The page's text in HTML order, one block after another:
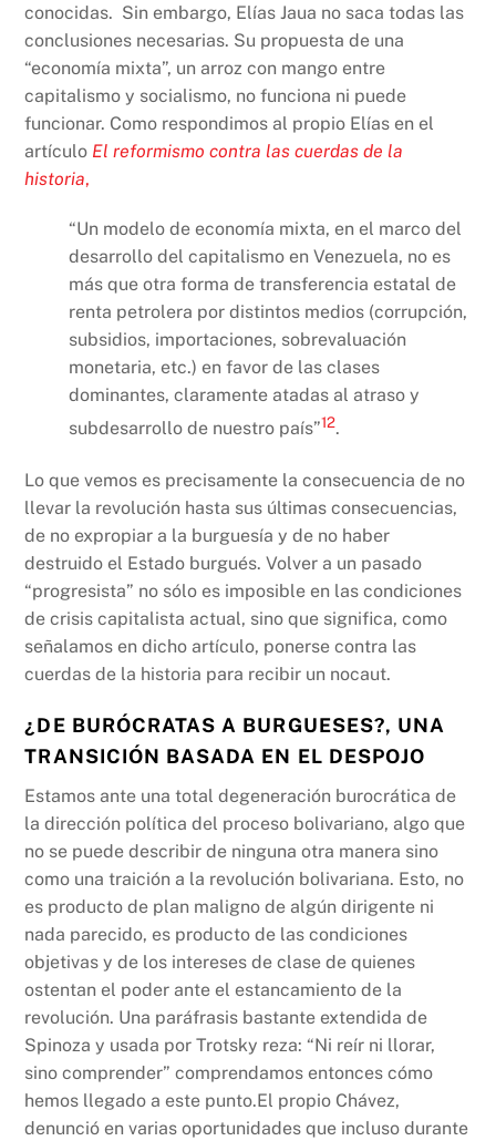
conocidas. Sin embargo, Elías Jaua no saca todas las
conclusiones necesarias. Su propuesta de una
“economía mixta”, un arroz con mango entre
capitalismo y socialismo, no funciona ni puede
funcionar. Como respondimos al propio Elías en el
artículo El reformismo contra las cuerdas de la
historia,
“Un modelo de economía mixta, en el marco del
desarrollo del capitalismo en Venezuela, no es
más que otra forma de transferencia estatal de
renta petrolera por distintos medios (corrupción,
subsidios, importaciones, sobrevaluación
monetaria, etc.) en favor de las clases
dominantes, claramente atadas al atraso y
subdesarrollo de nuestro país”12.
Lo que vemos es precisamente la consecuencia de no
llevar la revolución hasta sus últimas consecuencias,
de no expropiar a la burguesía y de no haber
destruido el Estado burgués. Volver a un pasado
“progresista” no sólo es imposible en las condiciones
de crisis capitalista actual, sino que significa, como
señalamos en dicho artículo, ponerse contra las
cuerdas de la historia para recibir un nocaut.
¿DE BURÓCRATAS A BURGUESES?, UNA
TRANSICIÓN BASADA EN EL DESPOJO
Estamos ante una total degeneración burocrática de
la dirección política del proceso bolivariano, algo que
no se puede describir de ninguna otra manera sino
como una traición a la revolución bolivariana. Esto, no
es producto de plan maligno de algún dirigente ni
nada parecido, es producto de las condiciones
objetivas y de los intereses de clase de quienes
ostentan el poder ante el estancamiento de la
revolución. Una paráfrasis bastante extendida de
Spinoza y usada por Trotsky reza: “Ni reír ni llorar,
sino comprender” comprendamos entonces cómo
hemos llegado a este punto.El propio Chávez,
denunció en varias oportunidades que incluso durante